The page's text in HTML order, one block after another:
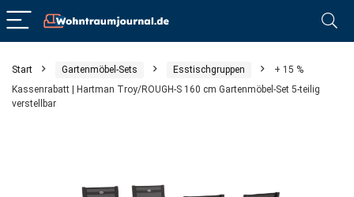
Start Gartenmöbel-Sets Esstischgruppen
+ 15 %
Kassenrabatt | Hartman Troy/ROUGH-S 160 cm Gartenmöbel-Set 5-teilig
verstellbar